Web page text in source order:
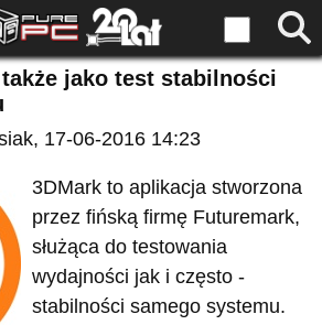
także jako test stabilności
, 17-06-2016 14:23
3DMark to aplikacja stworzona
przez fińską firmę Futuremark,
służąca do testowania
wydajności jak i często -
stabilności samego systemu.